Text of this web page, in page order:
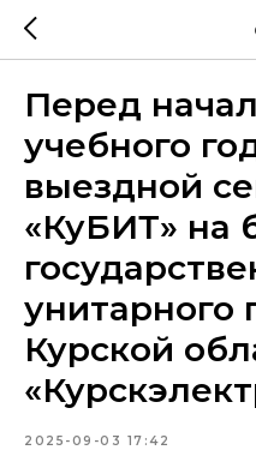
Перед
учебного
выездной
«КуБИТ» на
унитарного
Курской
2025-09-03 17:42